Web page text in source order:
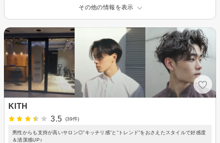
その他の情報を表示
KITH
3.5
(39件)
男性からも支持が高いサロン◎”キッチリ感”と”トレンド”をおさえたスタイルで好感度
＆清潔感UP♪